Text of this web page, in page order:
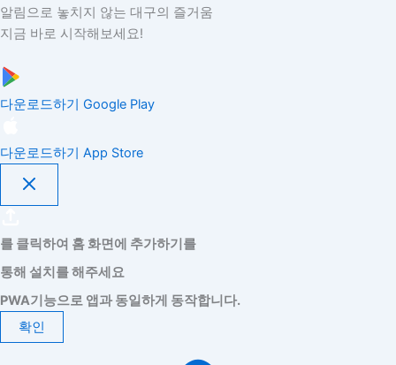
알림으로 놓치지 않는 대구의 즐거움
지금 바로 시작해보세요!
다운로드하기 Google Play
다운로드하기 App Store
를 클릭하여 홈 화면에 추가하기를
통해 설치를 해주세요
PWA기능으로 앱과 동일하게 동작합니다.
확인